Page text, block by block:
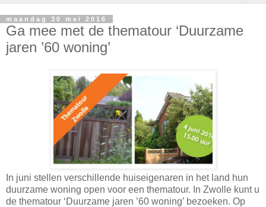
maandag 30 mei 2016
Ga mee met de thematour ‘Duurzame
jaren ’60 woning’
In juni stellen verschillende huiseigenaren in het land hun
duurzame woning open voor een thematour. In Zwolle kunt u
de thematour ‘Duurzame jaren ’60 woning’ bezoeken. Op